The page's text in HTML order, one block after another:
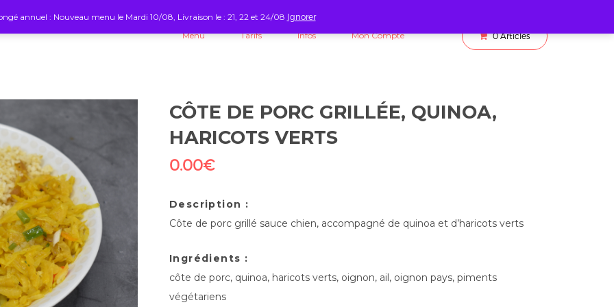
Menu Tarifs Infos Mon Compte 0 Articles
CÔTE DE PORC GRILLÉE, QUINOA,
HARICOTS VERTS
0.00€
Description :
Côte de porc grillé sauce chien, accompagné de quinoa et d’haricots verts
Ingrédients :
côte de porc, quinoa, haricots verts, oignon, ail, oignon pays, piments
végétariens
annuel : Nouveau menu le Mardi 10/08, Livraison le : 21, 22 et 24/08 Ignorer